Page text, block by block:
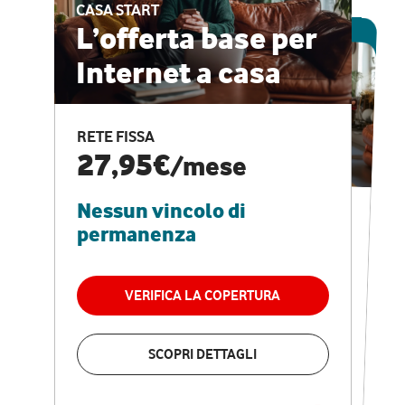
CASA START
L’offerta base per
Internet a casa
RETE FISSA
27,95€/mese
Nessun vincolo di
permanenza
VERIFICA LA COPERTURA
SCOPRI DETTAGLI
ESCLUSIVA ONLINE
CASA PRO
Internet veloce e
vantaggi speciali
RETE FISSA + VODAFONE CLUB
29,95€
permanenza
VERIFICA LA COPERTURA